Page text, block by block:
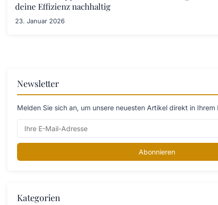
deine Effizienz nachhaltig
23. Januar 2026
Newsletter
Melden Sie sich an, um unsere neuesten Artikel direkt in
Abonnieren
Kategorien